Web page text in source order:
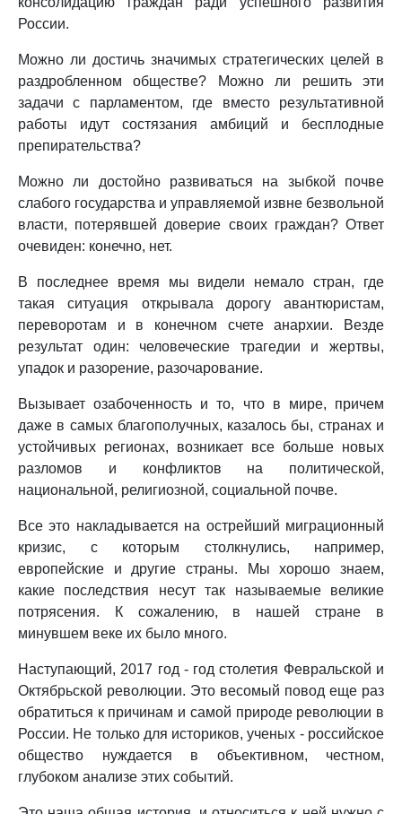
России.
Можно ли достичь значимых стратегических целей в
раздробленном обществе? Можно ли решить эти
задачи с парламентом, где вместо результативной
работы идут состязания амбиций и бесплодные
препирательства?
Можно ли достойно развиваться на зыбкой почве
слабого государства и управляемой извне безвольной
власти, потерявшей доверие своих граждан? Ответ
очевиден: конечно, нет.
В последнее время мы видели немало стран, где
такая ситуация открывала дорогу авантюристам,
переворотам и в конечном счете анархии. Везде
результат один: человеческие трагедии и жертвы,
упадок и разорение, разочарование.
Вызывает озабоченность и то, что в мире, причем
даже в самых благополучных, казалось бы, странах и
устойчивых регионах, возникает все больше новых
разломов и конфликтов на политической,
национальной, религиозной, социальной почве.
Все это накладывается на острейший миграционный
кризис, с которым столкнулись, например,
европейские и другие страны. Мы хорошо знаем,
какие последствия несут так называемые великие
потрясения. К сожалению, в нашей стране в
минувшем веке их было много.
Наступающий, 2017 год - год столетия Февральской и
Октябрьской революции. Это весомый повод еще раз
обратиться к причинам и самой природе революции в
России. Не только для историков, ученых - российское
общество нуждается в объективном, честном,
глубоком анализе этих событий.